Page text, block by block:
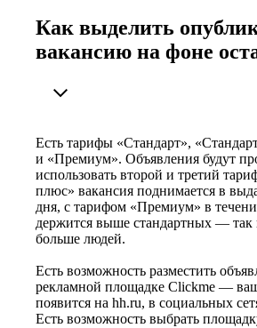
Как выделить
вакансию на фоне
Есть тарифы «Стандарт»,
и «Премиум». Объявления будут
использовать второй и третий
плюс» вакансия поднимается в
дня, с тарифом «Премиум» в
держится выше стандартных — так
больше людей.
Есть возможность разместить
рекламной площадке Clickme —
появится на hh.ru, в социальных
Есть возможность выбрать